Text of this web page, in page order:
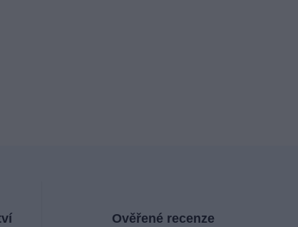
Ověřené recenze